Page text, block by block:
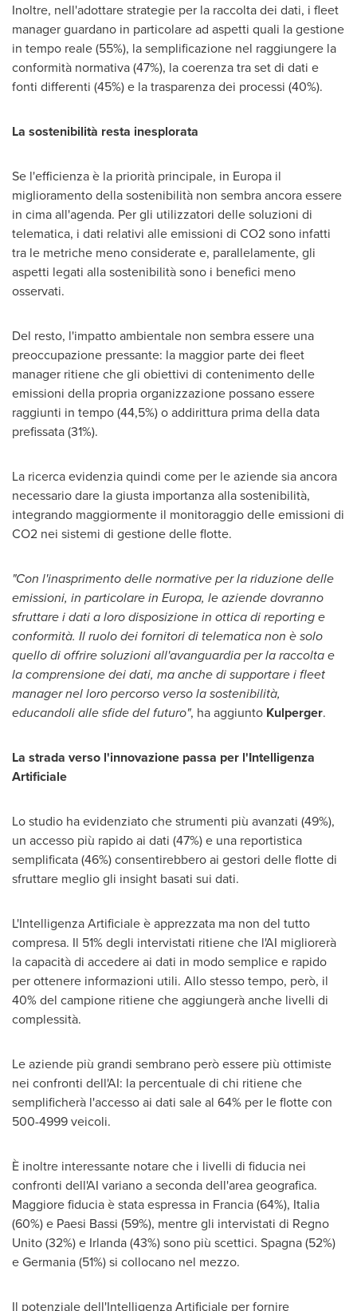
Inoltre, nell'adottare strategie per la raccolta dei dati, i fleet
manager guardano in particolare ad aspetti quali la gestione
in tempo reale (55%), la semplificazione nel raggiungere la
conformità normativa (47%), la coerenza tra set di dati e
fonti differenti (45%) e la trasparenza dei processi (40%).
La sostenibilità resta inesplorata
Se l'efficienza è la priorità principale, in Europa il
miglioramento della sostenibilità non sembra ancora essere
in cima all'agenda. Per gli utilizzatori delle soluzioni di
telematica, i dati relativi alle emissioni di CO2 sono infatti
tra le metriche meno considerate e, parallelamente, gli
aspetti legati alla sostenibilità sono i benefici meno
osservati.
Del resto, l'impatto ambientale non sembra essere una
preoccupazione pressante: la maggior parte dei fleet
manager ritiene che gli obiettivi di contenimento delle
emissioni della propria organizzazione possano essere
raggiunti in tempo (44,5%) o addirittura prima della data
prefissata (31%).
La ricerca evidenzia quindi come per le aziende sia ancora
necessario dare la giusta importanza alla sostenibilità,
integrando maggiormente il monitoraggio delle emissioni di
CO2 nei sistemi di gestione delle flotte.
"Con l'inasprimento delle normative per la riduzione delle
emissioni, in particolare in Europa, le aziende dovranno
sfruttare i dati a loro disposizione in ottica di reporting e
conformità. Il ruolo dei fornitori di telematica non è solo
quello di offrire soluzioni all'avanguardia per la raccolta e
la comprensione dei dati, ma anche di supportare i fleet
manager nel loro percorso verso la sostenibilità,
educandoli alle sfide del futuro", ha aggiunto Kulperger.
La strada verso l'innovazione passa per l'Intelligenza
Artificiale
Lo studio ha evidenziato che strumenti più avanzati (49%),
un accesso più rapido ai dati (47%) e una reportistica
semplificata (46%) consentirebbero ai gestori delle flotte di
sfruttare meglio gli insight basati sui dati.
L'Intelligenza Artificiale è apprezzata ma non del tutto
compresa. Il 51% degli intervistati ritiene che l'AI migliorerà
la capacità di accedere ai dati in modo semplice e rapido
per ottenere informazioni utili. Allo stesso tempo, però, il
40% del campione ritiene che aggiungerà anche livelli di
complessità.
Le aziende più grandi sembrano però essere più ottimiste
nei confronti dell'AI: la percentuale di chi ritiene che
semplificherà l'accesso ai dati sale al 64% per le flotte con
500-4999 veicoli.
È inoltre interessante notare che i livelli di fiducia nei
confronti dell'AI variano a seconda dell'area geografica.
Maggiore fiducia è stata espressa in Francia (64%), Italia
(60%) e Paesi Bassi (59%), mentre gli intervistati di Regno
Unito (32%) e Irlanda (43%) sono più scettici. Spagna (52%)
e Germania (51%) si collocano nel mezzo.
Il potenziale dell'Intelligenza Artificiale per fornire